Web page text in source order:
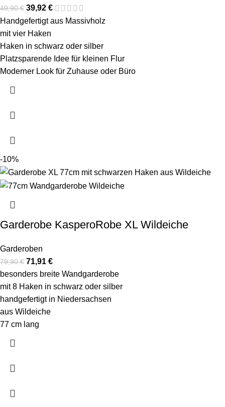
49,90€ 39,92 €
Handgefertigt aus Massivholz
mit vier Haken
Haken in schwarz oder silber
Platzsparende Idee für kleinen Flur
Moderner Look für Zuhause oder Büro
-10%
Garderobe KasperoRobe XL Wildeiche
Garderoben
79,90€ 71,91 €
besonders breite Wandgarderobe
mit 8 Haken in schwarz oder silber
handgefertigt in Niedersachsen
aus Wildeiche
77 cm lang